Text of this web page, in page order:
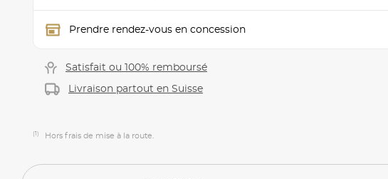
Prendre rendez-vous en concession
Satisfait ou 100% remboursé
Livraison partout en Suisse
(1) Hors frais de mise à la route.